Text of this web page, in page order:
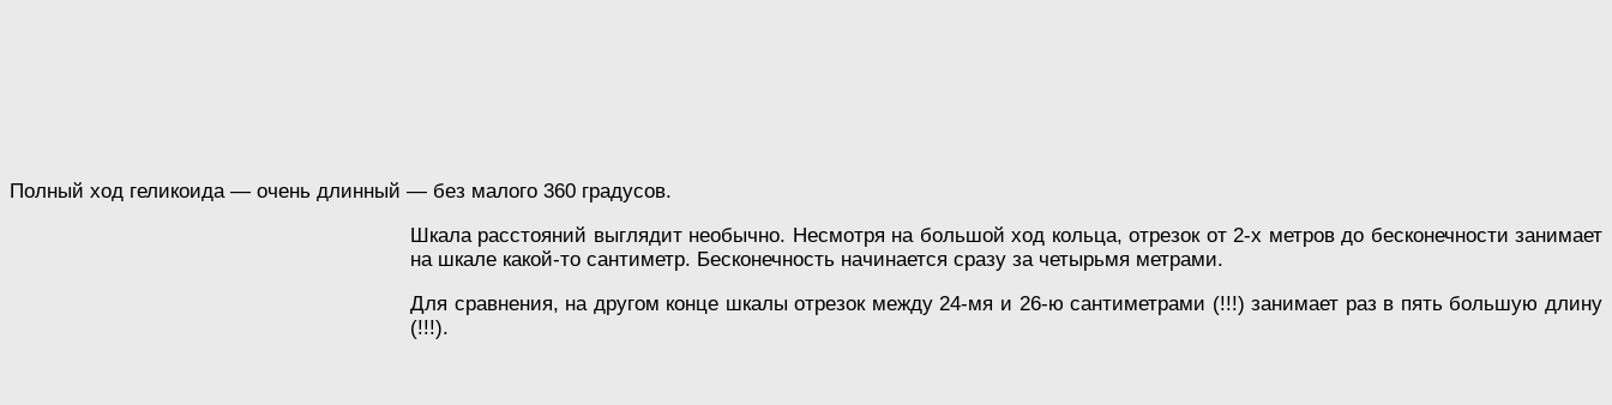
Полный ход геликоида — очень длинный — без малого 360 градусов.
Шкала расстояний выглядит необычно. Несмотря на большой ход кольца, отрезок от 2-х метров до бесконечности занимает
на шкале какой-то сантиметр. Бесконечность начинается сразу за четырьмя метрами.
Для сравнения, на другом конце шкалы отрезок между 24-мя и 26-ю сантиметрами (!!!) занимает раз в пять большую длину
(!!!).